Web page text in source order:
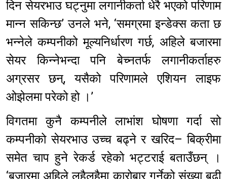
दिन सेयरभाउ घट्नुमा लगानीकर्ता धेरै भएको परिणाम
मान्न सकिन्छ’ उनले भने, ‘समग्रमा इन्डेक्स कता छ
भन्नेले कम्पनीको मूल्यनिर्धारण गर्छ, अहिले बजारमा
सेयर किन्नेभन्दा पनि बेच्नतर्फ लगानीकर्ताहरु
अग्रसर छन्, यसैको परिणामले एशियन लाइफ
ओझेलमा परेको हो ।’
विगतमा कुनै कम्पनीले लाभांश घोषणा गर्दा सो
कम्पनीको सेयरभाउ उच्च बढ्ने र खरिद– बिक्रीमा
समेत चाप हुने रेकर्ड रहेको भट्टराई बताउँछन् ।
‘बजारमा अहिले लहैलहैमा कारोबार गर्नेको संख्या बढी